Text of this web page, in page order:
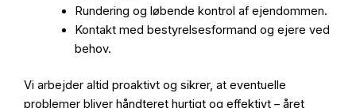
Rundering og løbende kontrol af ejendommen.
Kontakt med bestyrelsesformand og ejere ved
behov.
Vi arbejder altid proaktivt og sikrer, at eventuelle
problemer bliver håndteret hurtigt og effektivt – året